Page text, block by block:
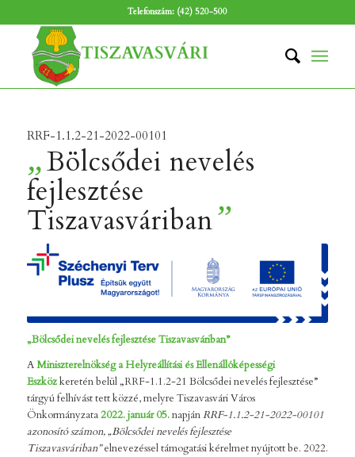
Telefonszám: (42) 520-500
RRF-1.1.2-21-2022-00101
„Bölcsődei nevelés
fejlesztése
Tiszavasváriban”
„Bölcsődei nevelés fejlesztése Tiszavasváriban”
AMiniszterelnökség a Helyreállítási és Ellenállóképességi
Eszközkeretén belül „RRF-1.1.2-21 Bölcsődei nevelés fejlesztése”
tárgyú felhívást tett közzé, melyre Tiszavasvári Város
Önkormányzata2022. január 05.napjánRRF-1.1.2-21-2022-00101
azonosító számon, „Bölcsődei nevelés fejlesztése
Tiszavasváriban”elnevezéssel támogatási kérelmet nyújtott be. 2022.